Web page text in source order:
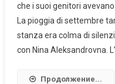
che i suoi genitori
La pioggia di settembre
stanza era colma di
con Nina Aleksandrovna.
Продолжение...